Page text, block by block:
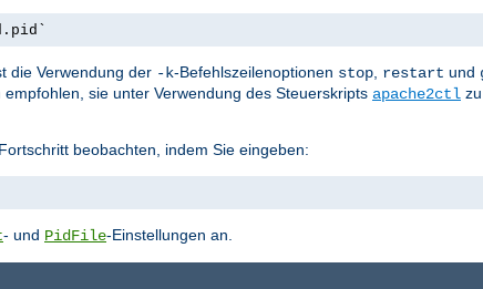
die Verwendung der -k-Befehlszeilenoptionen stop restart und
sie unter Verwendung des Steuerskripts apache2ctl
beobachten, indem Sie eingeben:
- und PidFile-Einstellungen an.